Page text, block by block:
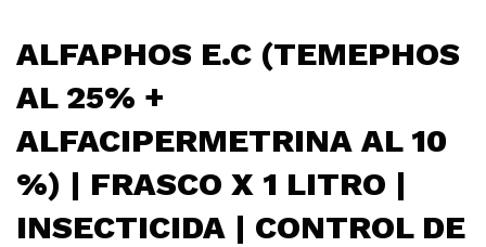
ALFAPHOS E.C (TEMEPHOS
AL 25% +
ALFACIPERMETRINA AL 10
%) | FRASCO X 1 LITRO |
INSECTICIDA | CONTROL DE